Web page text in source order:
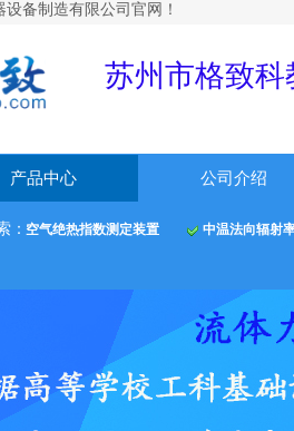
备制造有限公司官网！
苏州市格致科
产品中心 公司介绍
空气绝热指数测定装置 中温法向辐射
：